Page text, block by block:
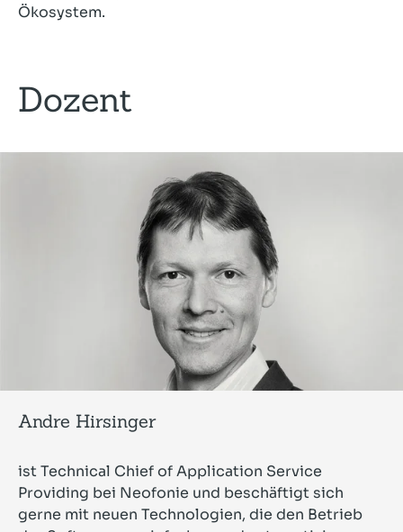
Ökosystem.
Dozent
Andre Hirsinger
ist Technical Chief of Application Service
Providing bei Neofonie und beschäftigt sich
gerne mit neuen Technologien, die den Betrieb